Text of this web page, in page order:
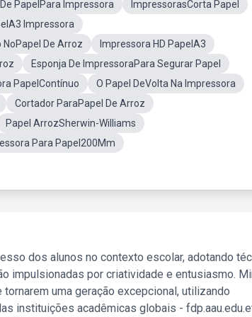
PapelPara Impressora
ImpressorasCorta Papel
Impressora
De Arroz
Impressora HD PapelA3
Esponja De ImpressoraPara Segurar Papel
PapelContínuo
O Papel DeVolta Na Impressora
Cortador ParaPapel De Arroz
Papel ArrozSherwin-Williams
Para Papel200Mm
dos alunos no contexto escolar, adotando
impulsionadas por criatividade e entusiasmo.
uma geração excepcional, utilizando
instituições acadêmicas globais -